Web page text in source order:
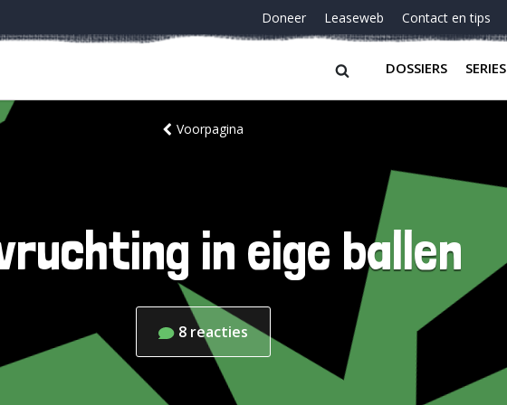
Doneer Leaseweb Contact en tips
DOSSIERS SERIES
Voorpagina
in eige ballen
8 reacties